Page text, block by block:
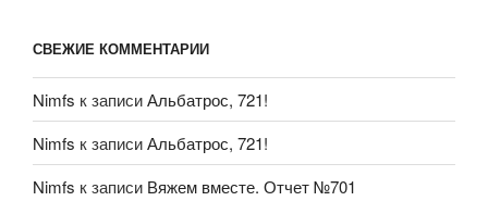
СВЕЖИЕ КОММЕНТАРИИ
Nimfs к записиАльбатрос, 721!
Nimfs к записиАльбатрос, 721!
Nimfs к записи Вяжем вместе. Отчет №701